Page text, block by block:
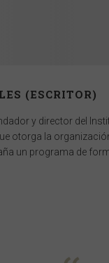
(ESCRITOR)
y director del
otorga la
un programa de